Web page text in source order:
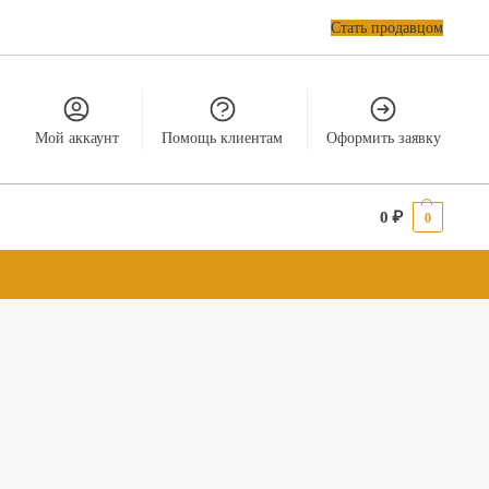
Стать продавцом
Мой аккаунт Помощь клиентам Оформить заявку
0₽ 0